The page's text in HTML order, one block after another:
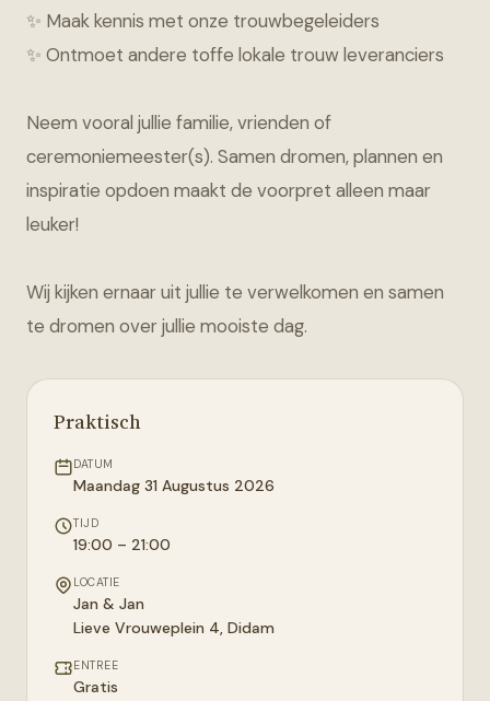
✨ Maak kennis met onze trouwbegeleiders
✨ Ontmoet andere toffe lokale trouw leveranciers
Neem vooral jullie familie, vrienden of
ceremoniemeester(s). Samen dromen, plannen en
inspiratie opdoen maakt de voorpret alleen maar
leuker!
Wij kijken ernaar uit jullie te verwelkomen en samen
te dromen over jullie mooiste dag.
Praktisch
DATUM
Maandag 31 Augustus 2026
TIJD
19:00 – 21:00
LOCATIE
Jan & Jan
Lieve Vrouweplein 4, Didam
ENTREE
Gratis